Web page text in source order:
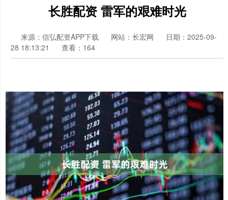
长胜配资 雷军的艰难时光
来源：信弘配资APP下载 网站：长宏网
日期：2025-09-
28 18:13:21
查看：164